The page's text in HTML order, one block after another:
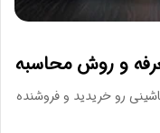
و روش محاسبه
رو خریدید و فروشنده